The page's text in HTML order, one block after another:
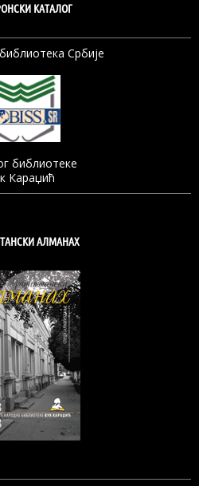
КАТАЛОГ
Србије
библиотеке
Караџић
АЛМАНАХ